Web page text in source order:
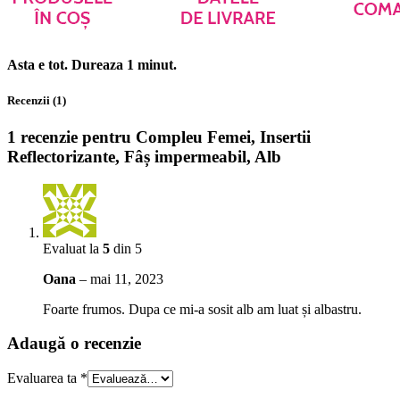
Asta e tot. Dureaza 1 minut.
Recenzii (1)
1 recenzie pentru Compleu Femei, Insertii
Reflectorizante, Fâș impermeabil, Alb
Evaluat la 5 din 5
Oana – mai 11, 2023
Foarte frumos. Dupa ce mi-a sosit alb am luat și albastru.
Adaugă o recenzie
Evaluarea ta *